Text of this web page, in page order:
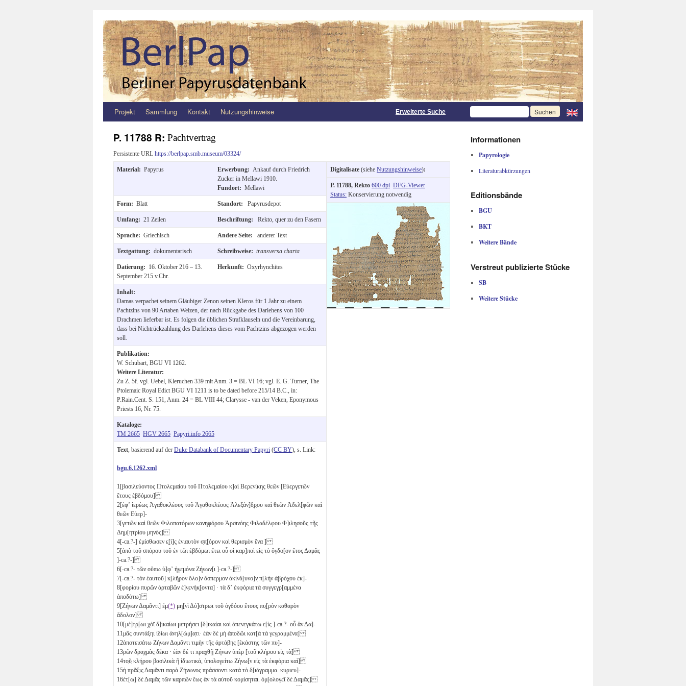
Zum
springen
Projekt Sammlung Kontakt Nutzungshinweise Erweiterte Suche
P. 11788 R: Pachtvertrag
Persistente URL https://berlpap.smb.museum/03324/
Material: Papyrus Erwerbung: Ankauf durch Friedrich
Zucker in Mellawi 1910.
Fundort: Mellawi
Form: Blatt Standort: Papyrusdepot
Umfang: 21 Zeilen Beschriftung: Rekto, quer zu den Fasern
Sprache: Griechisch Andere Seite: anderer Text
Textgattung: dokumentarisch Schreibweise: transversa charta
Datierung: 16. Oktober 216 – 13.
September 215 v.Chr.
Herkunft: Oxyrhynchites
Inhalt:
Damas verpachet seinem Gläubiger Zenon seinen Kleros für 1 Jahr zu einem
Pachtzins von 90 Artaben Weizen, der nach Rückgabe des Darlehens von 100
Drachmen lieferbar ist. Es folgen die üblichen Strafklauseln und die Vereinbarung,
dass bei Nichtrückzahlung des Darlehens dieses vom Pachtzins abgezogen werden
soll.
Publikation:
W. Schubart, BGU VI 1262.
Weitere Literatur:
Zu Z. 5f. vgl. Uebel, Kleruchen 339 mit Anm. 3 = BL VI 16; vgl. E. G. Turner, The
Ptolemaic Royal Edict BGU VI 1211 is to be dated before 215/14 B.C., in:
P.Rain.Cent. S. 151, Anm. 24 = BL VIII 44; Clarysse - van der Veken, Eponymous
Priests 16, Nr. 75.
Kataloge:
TM 2665 HGV 2665 Papyri.info 2665
Text , basierend auf der Duke Databank of Documentary Papyri (CC BY), s. Link:
bgu.6.1262.xml
1 [βασιλεύοντος Πτολεμαίου τοῦ Πτολεμαίου κ]αὶ Βερενίκης θεῶν [Εὐεργετῶν
ἔτους ἑβδόμου]
2[ἐφʼ ἱερέως Ἀγαθοκλέους τοῦ Ἀγαθοκλέους Ἀλεξάν]δ̣ρ̣ου καὶ θεῶν Ἀδελ[φῶν καὶ
θεῶν Εὐερ]-
3[γετῶν καὶ θεῶν Φιλοπατόρων κανηφόρου Ἀρσινόης Φιλαδέλφου Φ]ιλησοῦς τῆς
Δημ[ητρίου μηνὸς]
4[-ca.?-] ἐμίσθωσεν ε̣[ἰ]ς̣ ἐνιαυτὸν σ̣π̣[όρον καὶ θερισμὸν ἕνα ]
5[ἀπὸ τοῦ σπόρου τοῦ ἐν τῶι ἑβδόμωι ἔτει οὗ οἱ καρ]ποὶ εἰς τὸ ὄγδο[ον ἔτος Δαμᾶς
]-ca.?-]
6[-ca.?- τῶν οὔπω ὑ]φʼ ἡγεμόνα Ζήνων[ι ]-ca.?-]
7[-ca.?- τὸν ἑαυτοῦ] κ̣[λῆρον ὅλο]ν ἄσπερμον ἀκίνδ̣[υνο]ν̣ π̣[λὴν ἀβρόχου ἐκ]-
8[φορίου πυρῶν ἀρταβῶν ἐ]ν̣ενήκ̣[οντα] · τὰ δʼ ἐκφόρια τὰ συγγεγρ[αμμένα
ἀποδότω]
9[Ζήνων Δαμᾶντι] ἐμ(*) μη[νὶ Δύ]στρωι τοῦ ὀγδόου ἔτους πυ̣[ρὸν καθαρὸν
ἄδολον]
10[μέ]τ̣ρ̣[ωι χόϊ δ]ικαίωι μετρήσει [δ]ικαίαι καὶ ἀπενεγκάτω ε[ἰς ]-ca.?- οὗ ἂν Δα]-
11 μᾶς συντάξηι ἰδίωι ἀνηλ[ώμ]α̣τι· ἐὰν δὲ μὴ ἀποδῶι κατ[ὰ τὰ γεγραμμένα]
12ἀποτεισάτω Ζήνων Δαμᾶντι τιμὴν τῆς ἀρτάβης [ἑκάστης τῶν πυ]-
13ρῶν δραχμὰς δέκα · ἐὰν δέ τι πραχθῇ Ζήνων ὑπὲρ [τοῦ κλήρου εἰς τὰ]
14το̣ῦ̣ κλήρου βασιλικὰ ἢ ἰδιωτικά, ὑπολογείτω Ζήνω[ν εἰς τὰ ἐκφόρια καὶ]
15ἡ πρᾶξ̣ι̣ς̣ Δαμᾶντι παρὰ Ζήνωνος πράσσοντι κατὰ τὸ̣ δ̣[ιάγραμμα. κυριευ]-
16έτ[ω] δὲ Δαμᾶς τῶν καρπῶν ἕως ἂν τὰ αὑτοῦ κομίσηται. ὁμ[ολογεῖ δὲ Δαμᾶς]
Digitalisate (siehe Nutzungshinweise):
P. 11788, Rekto 600 dpi DFG-Viewer
Status: Konservierung notwendig
Informationen
Papyrologie
Literaturabkürzungen
Editionsbände
BGU
BKT
Weitere Bände
Verstreut publizierte Stücke
SB
Weitere Stücke